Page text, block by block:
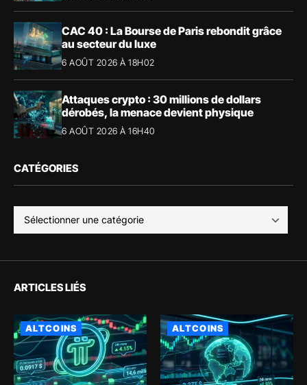
CAC 40 : La Bourse de Paris rebondit grâce
au secteur du luxe
6 AOÛT 2026 À 18H02
Attaques crypto : 30 millions de dollars
dérobés, la menace devient physique
6 AOÛT 2026 À 16H40
CATÉGORIES
ARTICLES LIÉS
ALTCOINS ALTCOINS